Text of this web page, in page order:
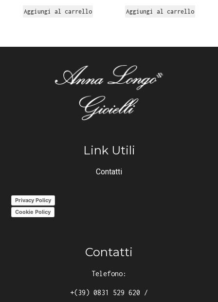
Aggiungi al carrello Aggiungi al carrello
Link Utili
Contatti
Privacy Policy
Cookie Policy
Contatti
Telefono:
+(39) 0831 529 620 /